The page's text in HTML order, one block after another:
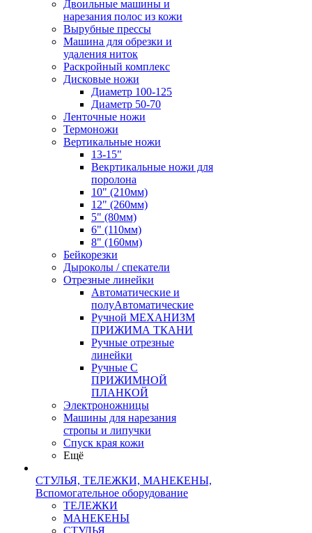
Двоильные машины и
нарезания полос из кожи
Вырубные прессы
Машина для обрезки и
удаления ниток
Раскройный комплекс
Дисковые ножи
Диаметр 100-125
Диаметр 50-70
Ленточные ножи
Термоножи
Вертикальные ножи
13-15"
Векртикальные ножи для
поролона
10" (210мм)
12" (260мм)
5" (80мм)
6" (110мм)
8" (160мм)
Бейкорезки
Дыроколы / спекатели
Отрезные линейки
Автоматические и
полуАвтоматические
Ручной МЕХАНИЗМ
ПРИЖИМА ТКАНИ
Ручные отрезные
линейки
Ручные С
ПРИЖИМНОЙ
ПЛАНКОЙ
Электроножницы
Машины для нарезания
стропы и липучки
Спуск края кожи
Ещё
СТУЛЬЯ, ТЕЛЕЖКИ, МАНЕКЕНЫ,
Вспомогательное оборудование
ТЕЛЕЖКИ
МАНЕКЕНЫ
СТУЛЬЯ